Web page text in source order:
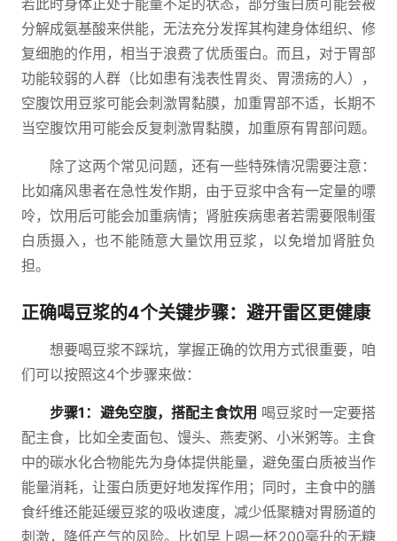
若此时身体正处于能量不足的状态，部分蛋白质可能会被
分解成氨基酸来供能，无法充分发挥其构建身体组织、修
复细胞的作用，相当于浪费了优质蛋白。而且，对于胃部
功能较弱的人群（比如患有浅表性胃炎、胃溃疡的人），
空腹饮用豆浆可能会刺激胃黏膜，加重胃部不适，长期不
当空腹饮用可能会反复刺激胃黏膜，加重原有胃部问题。
除了这两个常见问题，还有一些特殊情况需要注意：
比如痛风患者在急性发作期，由于豆浆中含有一定量的嘌
呤，饮用后可能会加重病情；肾脏疾病患者若需要限制蛋
白质摄入，也不能随意大量饮用豆浆，以免增加肾脏负
担。
正确喝豆浆的4个关键步骤：避开雷区更健康
想要喝豆浆不踩坑，掌握正确的饮用方式很重要，咱
们可以按照这4个步骤来做：
步骤1：避免空腹，搭配主食饮用 喝豆浆时一定要搭
配主食，比如全麦面包、馒头、燕麦粥、小米粥等。主食
中的碳水化合物能先为身体提供能量，避免蛋白质被当作
能量消耗，让蛋白质更好地发挥作用；同时，主食中的膳
食纤维还能延缓豆浆的吸收速度，减少低聚糖对胃肠道的
刺激，降低产气的风险。比如早上喝一杯200毫升的无糖